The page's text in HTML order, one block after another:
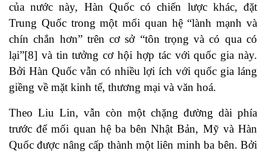
của nước này, Hàn Quốc có chiến lược khác, đặt
Trung Quốc trong một mối quan hệ “lành mạnh và
chín chắn hơn” trên cơ sở “tôn trọng và có qua có
lại”[8] và tin tưởng cơ hội hợp tác với quốc gia này.
Bởi Hàn Quốc vẫn có nhiều lợi ích với quốc gia láng
giềng về mặt kinh tế, thương mại và văn hoá.
Theo Liu Lin, vẫn còn một chặng đường dài phía
trước để mối quan hệ ba bên Nhật Bản, Mỹ và Hàn
Quốc được nâng cấp thành một liên minh ba bên. Bởi